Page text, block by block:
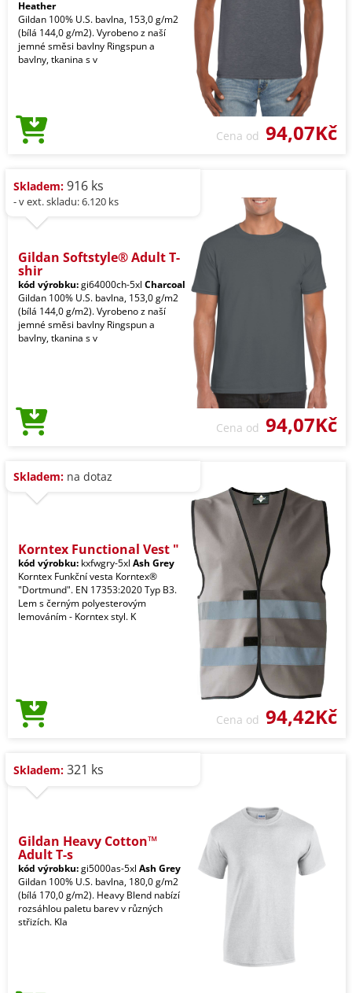
Heather
Gildan 100% U.S. bavlna, 153,0 g/m2
(bílá 144,0 g/m2). Vyrobeno z naší
jemné směsi bavlny Ringspun a
bavlny, tkanina s v
Cena od 94,07Kč
Skladem: 916 ks
- v ext. skladu: 6.120 ks
Gildan Softstyle® Adult T-
shir
kód výrobku:gi64000ch-5xl Charcoal
Gildan 100% U.S. bavlna, 153,0 g/m2
(bílá 144,0 g/m2). Vyrobeno z naší
jemné směsi bavlny Ringspun a
bavlny, tkanina s v
Cena od 94,07Kč
Skladem: na dotaz
Korntex Functional Vest "
kód výrobku: kxfwgry-5xl Ash Grey
Korntex Funkční vesta Korntex®
"Dortmund". EN 17353:2020 Typ B3.
Lem s černým polyesterovým
lemováním - Korntex styl. K
Cena od 94,42Kč
Skladem: 321 ks
Gildan Heavy Cotton™
Adult T-s
kód výrobku:gi5000as-5xl Ash Grey
Gildan 100% U.S. bavlna, 180,0 g/m2
(bílá 170,0 g/m2). Heavy Blend nabízí
rozsáhlou paletu barev v různých
střizích. Kla